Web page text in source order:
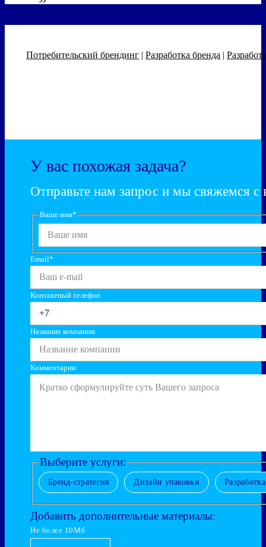
Потребительский брендинг |Разработка бренда |
У вас похожая задача?
Отправьте нам запрос и мы свяжемся с
Ваше имя*
Email*
Контактный телефон
Название компании
Комментарии
Выберите услуги:
Бренд-стратегия Дизайн упаковки
Добавить дополнительные материалы:
Не более 10Мб